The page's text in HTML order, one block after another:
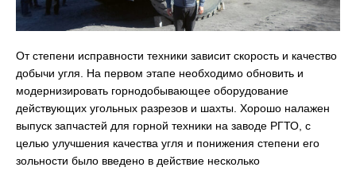
От степени исправности техники зависит скорость и качество
добычи угля. На первом этапе необходимо обновить и
модернизировать горнодобывающее оборудование
действующих угольных разрезов и шахты. Хорошо налажен
выпуск запчастей для горной техники на заводе РГТО, с
целью улучшения качества угля и понижения степени его
зольности было введено в действие несколько